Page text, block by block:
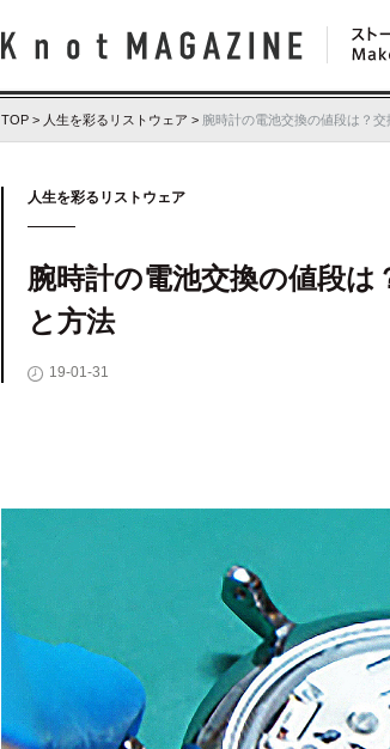
Knot
TOP > 人生を彩るリストウェア > 腕時計の電池交換の値段は？
人生を彩るリストウェア
腕時計の電池交換の値段
と方法
19-01-31